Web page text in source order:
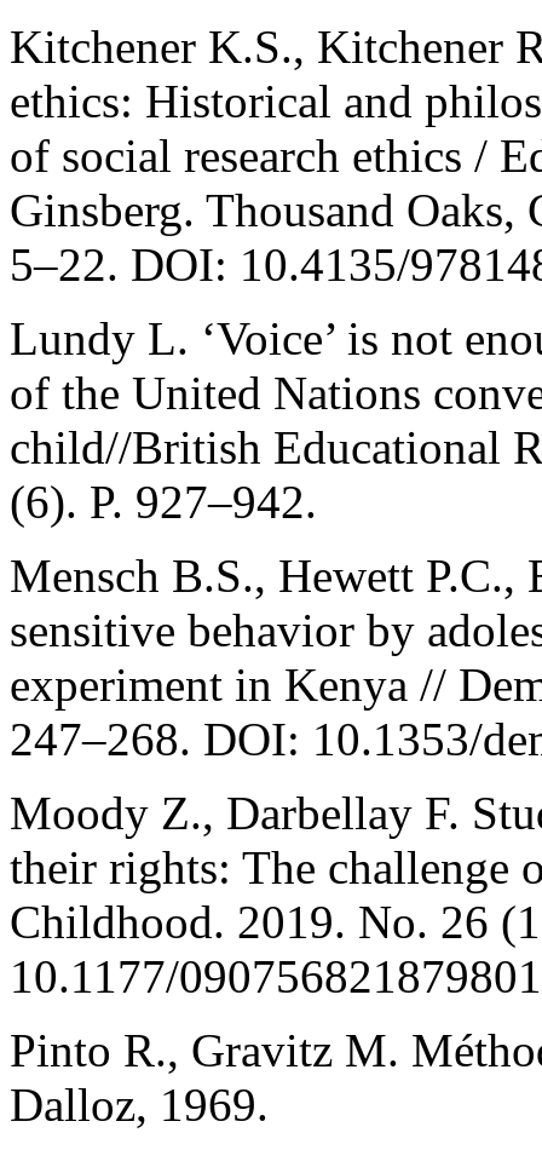
Kitchener K.S., Kitchener
ethics: Historical and
of social research ethics /
Ginsberg. Thousand Oaks,
5–22. DOI: 10.4135/
Lundy L. ‘Voice’ is not
of the United Nations
child//British Educational
(6). P. 927–942.
Mensch B.S., Hewett
sensitive behavior by
experiment in Kenya //
247–268. DOI: 10.1353/
Moody Z., Darbellay F.
their rights: The
Childhood. 2019. No. 26
10.1177/
Pinto R., Gravitz M.
Dalloz, 1969.